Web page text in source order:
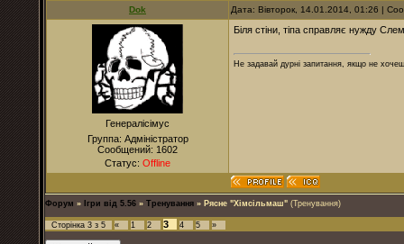
Dok Дата: Вівторок, 14.01.2014, 01:26 |
Генералісімус
Группа: Адміністратор
Сообщений: 1602
Статус: Offline
Біля стіни, тіпа справляє нужду
Не задавай дурні запитання, якщо не
Форум » Ігри від 5.56 » Тренування » Рясне "Хімсільмаш" (Тренування)
Сторінка 3 з 5 « 1 2 3 4 5 »